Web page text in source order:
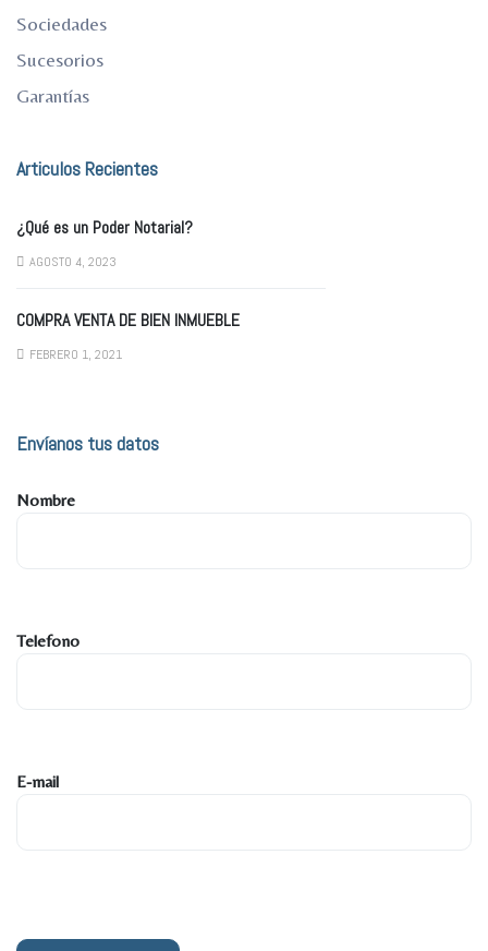
Sociedades
Sucesorios
Garantías
Articulos Recientes
¿Qué es un Poder Notarial?
AGOSTO 4, 2023
COMPRA VENTA DE BIEN INMUEBLE
FEBRERO 1, 2021
Envíanos tus datos
Nombre
Telefono
E-mail